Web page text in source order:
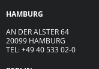
HAMBURG
AN DER ALSTER 64
20099 HAMBURG
TEL: +49 40 533 02-0